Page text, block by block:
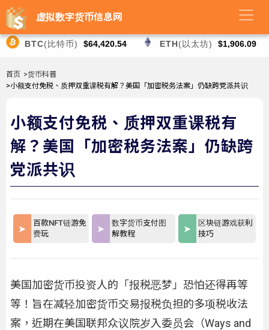
虚拟数字货币信息网
BTC(比特币) $64,420.54 ETH(以太坊) $1,906.09
首页 >货币科普
>小额支付免税、质押双重课税有解？美国「加密税务法案」仍缺跨党派共识
小额支付免税、质押双重课税有
解？美国「加密税务法案」仍缺跨
党派共识
百款NFT链游免
费玩
数字货币支付图
解教程
区块链游戏获利
技巧
美国加密货币投资人的「报税恶梦」恐怕还得再等
等！旨在减轻加密货币交易报税负担的多项税收法
案，近期在美国联邦众议院岁入委员会（Ways and